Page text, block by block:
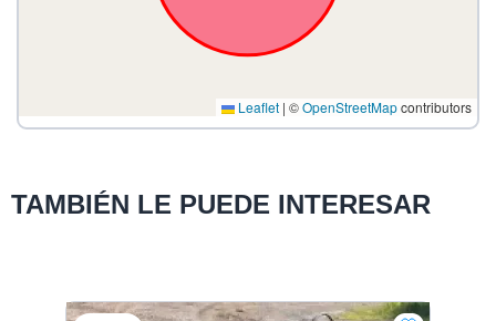
Leaflet | ©OpenStreetMapcontributors
TAMBIÉN LE PUEDE INTERESAR